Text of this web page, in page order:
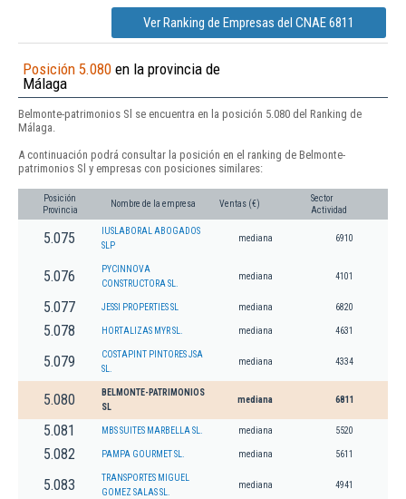
Ver Ranking de Empresas del CNAE 6811
Posición 5.080 en la provincia de
Málaga
Belmonte-patrimonios Sl se encuentra en la posición 5.080 del Ranking de
Málaga.
A continuación podrá consultar la posición en el ranking de Belmonte-
patrimonios Sl y empresas con posiciones similares:
Posición
Provincia
Nombre de la empresa Ventas (€)
Sector
Actividad
5.075
IUSLABORAL ABOGADOS
SLP
mediana 6910
5.076
PYCINNOVA
CONSTRUCTORA SL.
mediana 4101
5.077 JESSI PROPERTIES SL mediana 6820
5.078 HORTALIZAS MYR SL. mediana 4631
5.079
COSTAPINT PINTORES JSA
SL.
mediana 4334
5.080
BELMONTE-PATRIMONIOS
SL
mediana 6811
5.081 MBS SUITES MARBELLA SL. mediana 5520
5.082 PAMPA GOURMET SL. mediana 5611
5.083
TRANSPORTES MIGUEL
GOMEZ SALAS SL.
mediana 4941